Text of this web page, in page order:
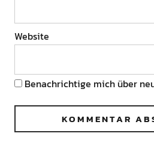
Website
Benachrichtige mich über